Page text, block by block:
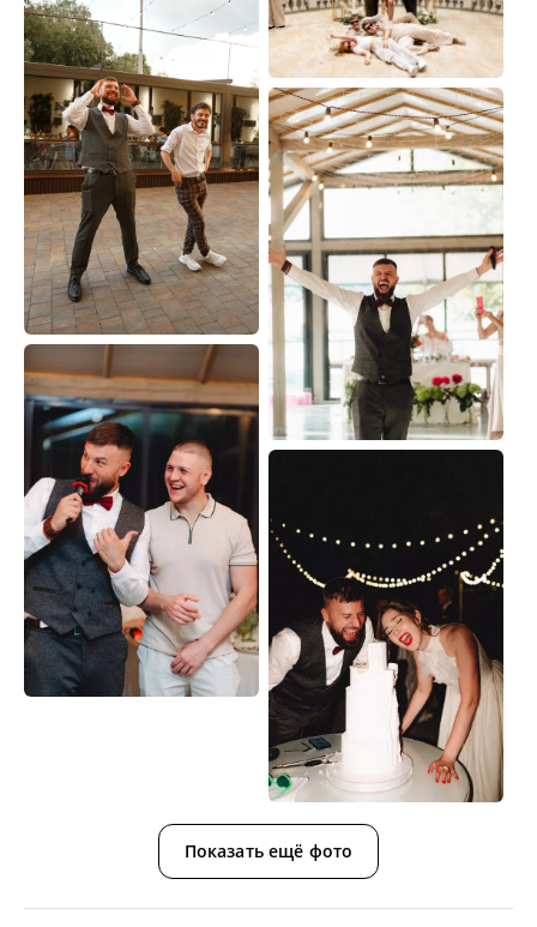
Показать ещё фото